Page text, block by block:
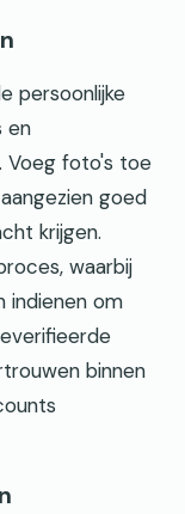
persoonlijke
en
Voeg foto's toe
goed
krijgen.
waarbij
indienen om
binnen